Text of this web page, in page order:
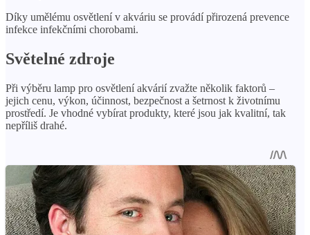
Díky umělému osvětlení v akváriu se provádí přirozená prevence
infekce infekčními chorobami.
Světelné zdroje
Při výběru lamp pro osvětlení akvárií zvažte několik faktorů –
jejich cenu, výkon, účinnost, bezpečnost a šetrnost k životnímu
prostředí. Je vhodné vybírat produkty, které jsou jak kvalitní, tak
nepříliš drahé.